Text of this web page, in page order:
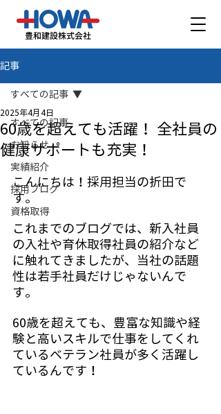
豊和建設株式会社
記事
すべての記事
お知らせ
実績紹介
採用ブログ
資格取得
すべての記事
60歳を超えても活躍！ 全社員の
健康サポートも充実！
2025年4月4日
こんにちは！採用担当の折田で
す。
これまでのブログでは、新入社員
の入社や育休取得社員の紹介など
に触れてきましたが、当社の話題
性は若手社員だけじゃないんで
す。
60歳を超えても、豊富な知識や経
験と高いスキルで仕事をしてくれ
ているベテラン社員が多く活躍し
ているんです！